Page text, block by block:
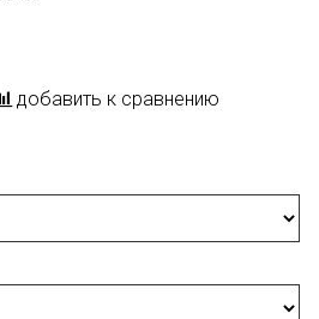
добавить к сравнению